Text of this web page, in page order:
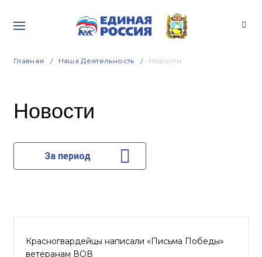
Главная Наша Деятельность Новости
Новости
За период
Красногвардейцы написали «Письма Победы»
ветеранам ВОВ